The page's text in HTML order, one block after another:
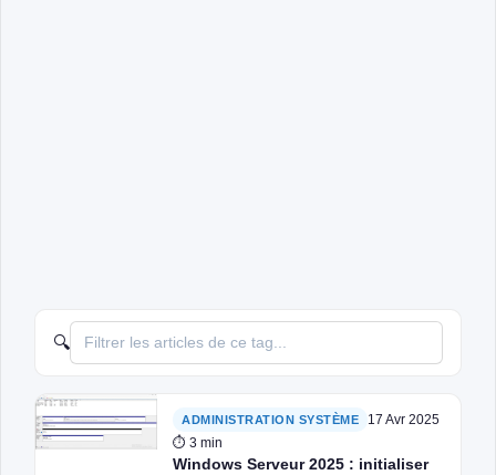
🔍
ADMINISTRATION SYSTÈME
17 Avr 2025
⏱ 3 min
Windows Serveur 2025 : initialiser